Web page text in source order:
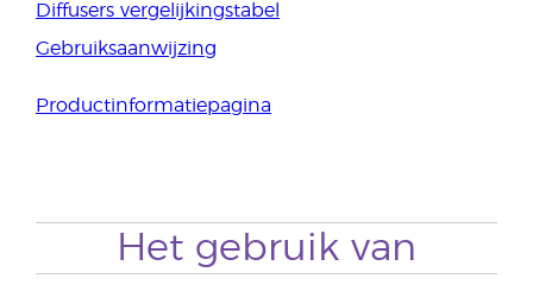
Diffusers vergelijkingstabel
Gebruiksaanwijzing
Productinformatiepagina
Het gebruik van